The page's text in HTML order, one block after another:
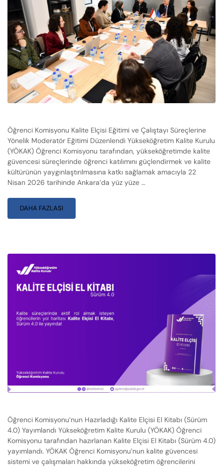
Öğrenci Komisyonu Kalite Elçisi Eğitimi ve Çalıştayı Süreçlerine
Yönelik Moderatör Eğitimi Düzenlendi Yükseköğretim Kalite Kurulu
(YÖKAK) Öğrenci Komisyonu tarafından, yükseköğretimde kalite
güvencesi süreçlerinde öğrenci katılımını güçlendirmek ve kalite
kültürünün yaygınlaştırılmasına katkı sağlamak amacıyla 22
Nisan 2026 tarihinde Ankara’da yüz yüze …
DAHA FAZLASI
Öğrenci Komisyonu’nun Hazırladığı Kalite Elçisi El Kitabı (Sürüm
4.0) Yayımlandı Yükseköğretim Kalite Kurulu (YÖKAK) Öğrenci
Komisyonu tarafından hazırlanan Kalite Elçisi El Kitabı (Sürüm 4.0)
yayımlandı. YÖKAK Öğrenci Komisyonu’nun kalite güvencesi
sistemi ve çalışmaları hakkında yükseköğretim öğrencilerini